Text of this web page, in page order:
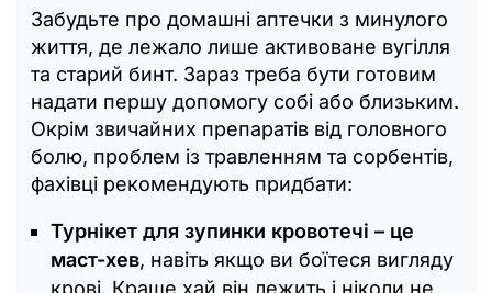
Забудьте про домашні аптечки з минулого
життя, де лежало лише активоване вугілля
та старий бинт. Зараз треба бути готовим
надати першу допомогу собі або близьким.
Окрім звичайних препаратів від головного
болю, проблем із травленням та сорбентів,
фахівці рекомендують придбати:
Турнікет для зупинки кровотечі – це
маст-хев, навіть якщо ви боїтеся вигляду
крові. Краще хай він лежить і ніколи не